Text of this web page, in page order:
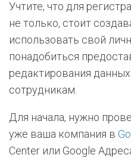
Учтите, что для
не только, стоит
использовать свой
понадобиться
редактирования
сотрудникам.
Для начала, нужно
уже ваша компания в
Center или Google